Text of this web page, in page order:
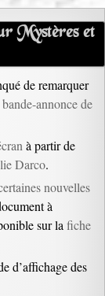
Mystères et
de remarquer
annonce de
à partir de
Darco.
nouvelles
à
sur la fiche
d’affichage des